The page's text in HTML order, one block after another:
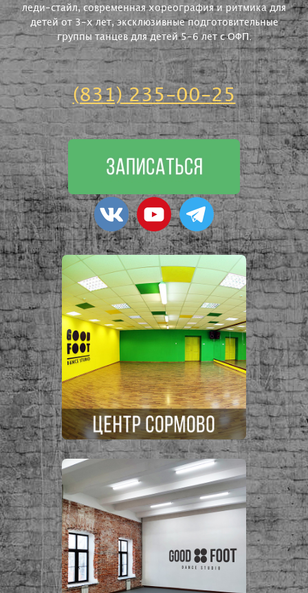
леди-стайл, современная хореография и ритмика для
детей от 3-х лет, эксклюзивные подготовительные
группы танцев для детей 5-6 лет с ОФП.
(831) 235-00-25